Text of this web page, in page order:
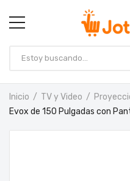
Inicio TV y Video
Evox de 150 Pulgadas con